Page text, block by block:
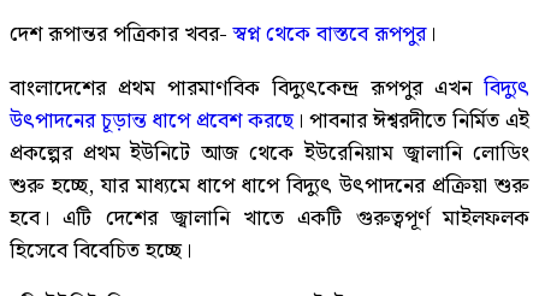
দেশ রূপান্তর পত্রিকার খবর-স্বপ্ন থেকে বাস্তবে রূপপুর।
বাংলাদেশের প্রথম পারমাণবিক বিদ্যুৎকেন্দ্র রূপপুর এখন বিদ্যুৎ
উৎপাদনের চূড়ান্ত ধাপে প্রবেশ করছে। পাবনার ঈশ্বরদীতে নির্মিত এই
প্রকল্পের প্রথম ইউনিটে আজ থেকে ইউরেনিয়াম জ্বালানি লোডিং
শুরু হচ্ছে, যার মাধ্যমে ধাপে ধাপে বিদ্যুৎ উৎপাদনের প্রক্রিয়া শুরু
হবে। এটি দেশের জ্বালানি খাতে একটি গুরুত্বপূর্ণ মাইলফলক
হিসেবে বিবেচিত হচ্ছে।